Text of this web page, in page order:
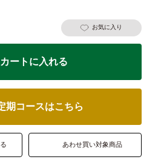
お気に入り
カートに入れる
期コースはこちら
あわせ買い対象商品